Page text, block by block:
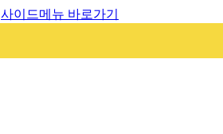
사이드메뉴 바로가기